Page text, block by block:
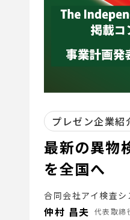
プレゼン企業紹
最新の異物
を全国へ
合同会社アイ検査シ
仲村 昌夫 代表取締